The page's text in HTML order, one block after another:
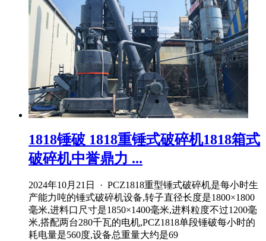
1818锤破 1818重锤式破碎机1818箱式
破碎机中誉鼎力 ...
2024年10月21日 · PCZ1818重型锤式破碎机是每小时生
产能力吨的锤式破碎机设备,转子直径长度是1800×1800
毫米,进料口尺寸是1850×1400毫米,进料粒度不过1200毫
米,搭配两台280千瓦的电机,PCZ1818单段锤破每小时的
耗电量是560度,设备总重量大约是69